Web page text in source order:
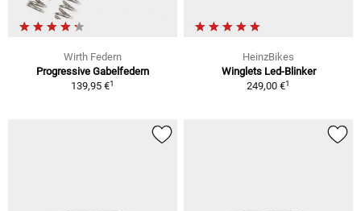
Wirth Federn
Progressive Gabelfedern
139,95 €1
HeinzBikes
Winglets Led-Blinker
249,00 €1